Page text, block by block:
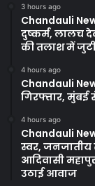
3 hours ago
Chandauli
दुष्कर्म, लालच
की तलाश में
4 hours ago
Chandauli
गिरफ्तार, मुंबई
4 hours ago
Chandauli
स्वर,
आदिवासी
उठाई आवाज